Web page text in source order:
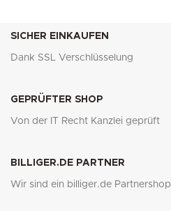
SICHER EINKAUFEN
Dank SSL Verschlüsselung
GEPRÜFTER SHOP
Von der IT Recht Kanzlei geprüft
BILLIGER.DE PARTNER
Wir sind ein billiger.de Partnershop